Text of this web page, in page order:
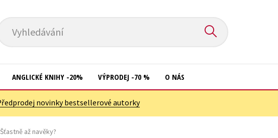
Vyhledávání
Kuchařky
ANGLICKÉ KNIHY -20% VÝPRODEJ -70 % O NÁS
novinky bestsellerové autorky
až navěky?